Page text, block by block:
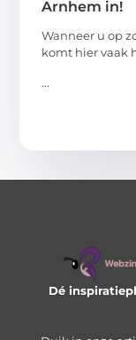
Arnhem in!
Wanneer u op
komt hier vaak
...
Dé